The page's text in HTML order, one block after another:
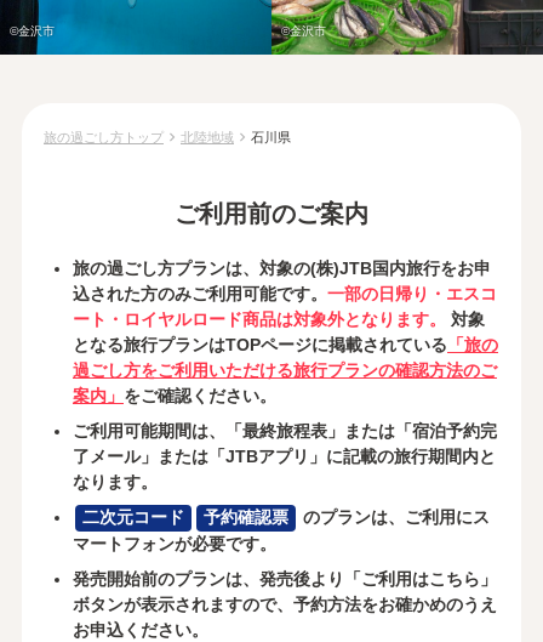
©金沢市 ©金沢市
旅の過ごし方トップ chevron_right 北陸地域 chevron_right 石川県
ご利用前のご案内
旅の過ごし方プランは、対象の(株)JTB国内旅行をお申
込された方のみご利用可能です。 一部の日帰り・エスコ
ート・ロイヤルロード商品は対象外となります。
対象
となる旅行プランはTOPページに掲載されている 「旅の
過ごし方をご利用いただける旅行プランの確認方法のご
案内」 をご確認ください。
ご利用可能期間は、「最終旅程表」または「宿泊予約完
了メール」または「JTBアプリ」に記載の旅行期間内と
なります。
二次元コード
予約確認票
のプランは、ご利用にス
マートフォンが必要です。
発売開始前のプランは、発売後より「ご利用はこちら」
ボタンが表示されますので、予約方法をお確かめのうえ
お申込ください。